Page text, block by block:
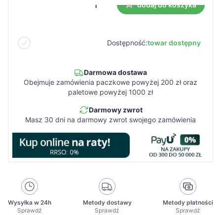
dodaj do koszyka
Dostępność:towar dostępny
Darmowa dostawa
Obejmuje zamówienia paczkowe powyżej 200 zł oraz
paletowe powyżej 1000 zł
Darmowy zwrot
Masz 30 dni na darmowy zwrot swojego zamówienia
Wysyłka w 24h
Sprawdź
Metody dostawy
Sprawdź
Metody płatności
Sprawdź